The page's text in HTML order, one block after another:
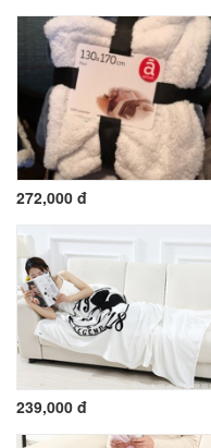
272,000 đ
239,000 đ